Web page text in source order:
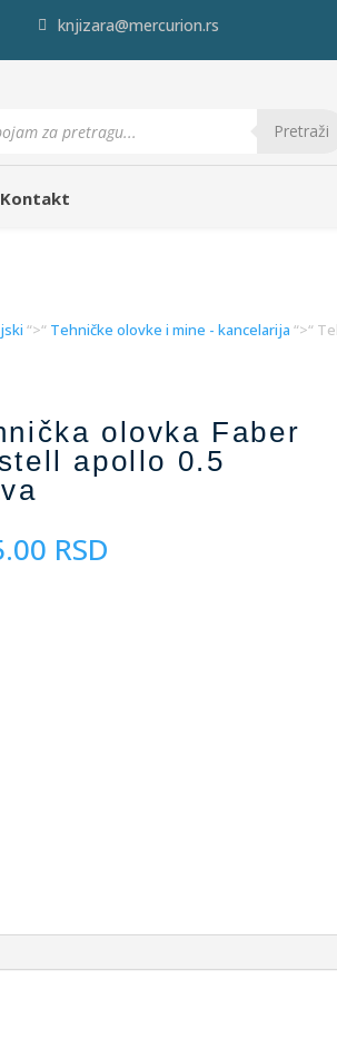
knjizara@mercurion.rs
Pretraži
Kontakt
“>“ Tehničke olovke i mine - kancelarija “>“
olovka Faber
apollo 0.5
RSD